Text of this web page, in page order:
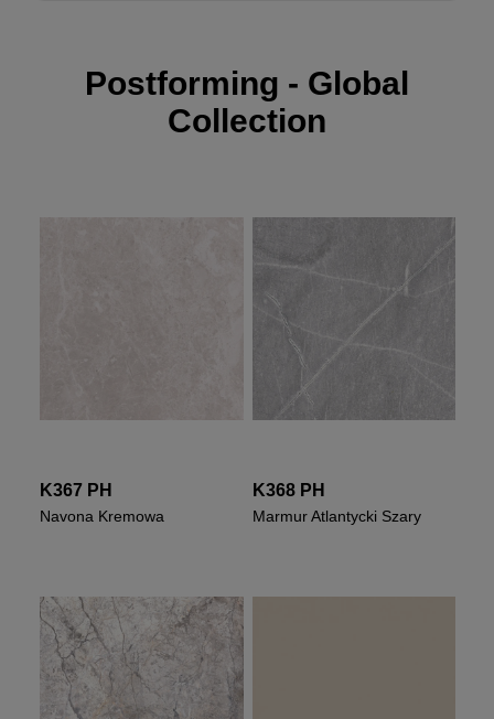
Postforming - Global
Collection
K367 PH
Navona Kremowa
K368 PH
Marmur Atlantycki Szary